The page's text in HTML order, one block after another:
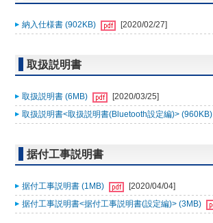
納入仕様書 (902KB) [2020/02/27]
取扱説明書
取扱説明書 (6MB)
[2020/03/25]
取扱説明書<取扱説明書(Bluetooth設定編)> (960KB)
据付工事説明書
据付工事説明書 (1MB)
[2020/04/04]
据付工事説明書<据付工事説明書(設定編)> (3MB)